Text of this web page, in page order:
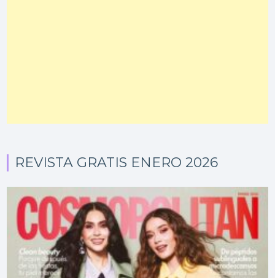
REVISTA GRATIS ENERO 2026